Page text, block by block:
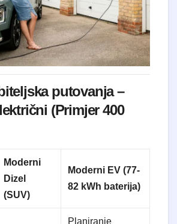
putovanja –
(Primjer 400
Moderni
Dizel
(SUV)
Moderni EV (77-
82 kWh baterija)
Planiranje